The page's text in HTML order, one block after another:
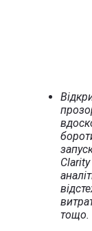
тощо.